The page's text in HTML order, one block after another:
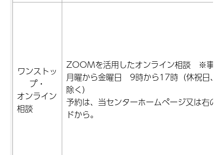
ワンストッ
プ・
オンライン
相談
ZOOMを活用したオンライン相談 ※事
月曜から金曜日 9時から17時（休祝日、
除く）
予約は、当センターホームページ又は右の
ドから。